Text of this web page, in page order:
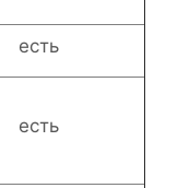
есть
есть